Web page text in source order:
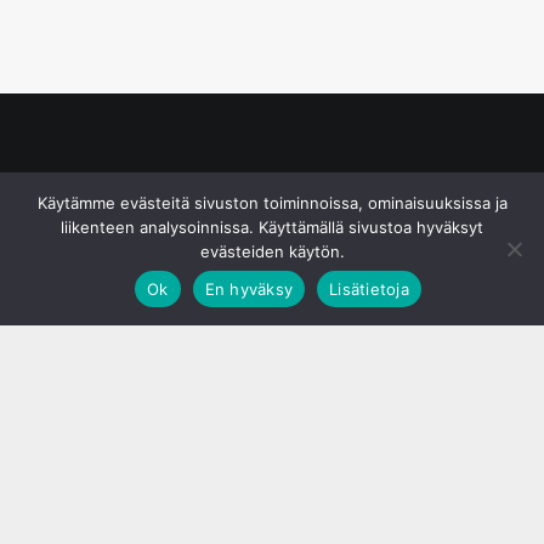
Käytämme evästeitä sivuston toiminnoissa, ominaisuuksissa ja
liikenteen analysoinnissa. Käyttämällä sivustoa hyväksyt
evästeiden käytön.
Ok
En hyväksy Lisätietoja